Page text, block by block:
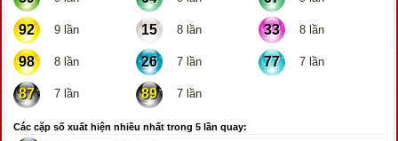
92 9 lần 15 8 lần 33 8 lần
98 8 lần 26 7 lần 77 7 lần
87 7 lần 89 7 lần
Các cặp số xuất hiện nhiều nhất trong 5 lần quay: